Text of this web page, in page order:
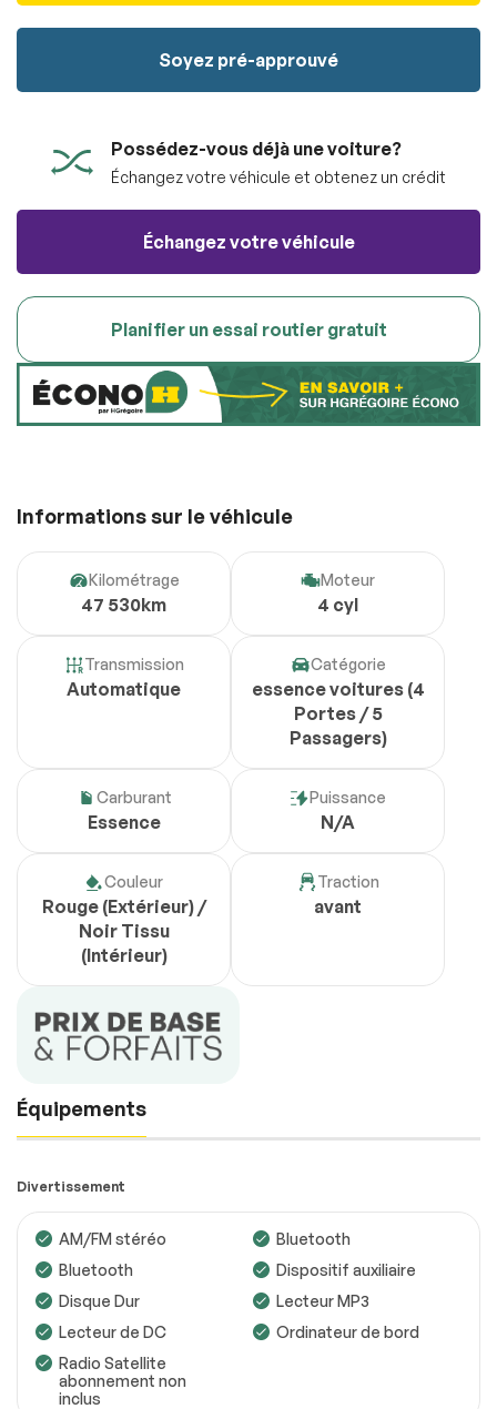
Soyez pré-approuvé
Possédez-vous déjà une voiture?
Échangez votre véhicule et obtenez un crédit
Échangez votre véhicule
Planifier un essai routier gratuit
Informations sur le véhicule
Kilométrage
47 530km
Moteur
4 cyl
Transmission
Automatique
Catégorie
essence voitures (4
Portes / 5
Passagers)
Carburant
Essence
Puissance
N/A
Couleur
Rouge (Extérieur) /
Noir Tissu
(Intérieur)
Traction
avant
Équipements
Divertissement
AM/FM stéréo
Bluetooth
Bluetooth
Dispositif auxiliaire
Disque Dur
Lecteur MP3
Lecteur de DC
Ordinateur de bord
Radio Satellite
abonnement non
inclus
Soumettre